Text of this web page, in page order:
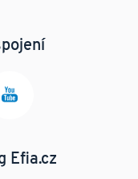
Efia.cz